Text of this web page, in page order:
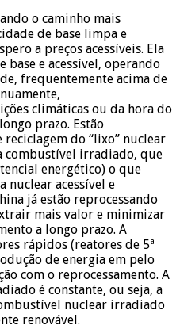
o caminho mais
de base limpa e
a preços acessíveis. Ela
base e acessível, operando
frequentemente acima de
climáticas ou da hora do
prazo. Estão
do “lixo” nuclear
combustível irradiado, que
energético) o que
acessível e
já estão reprocessando
mais valor e minimizar
a longo prazo. A
rápidos (reatores de 5ª
de energia em pelo
com o reprocessamento. A
é constante, ou seja, a
nuclear irradiado
renovável.